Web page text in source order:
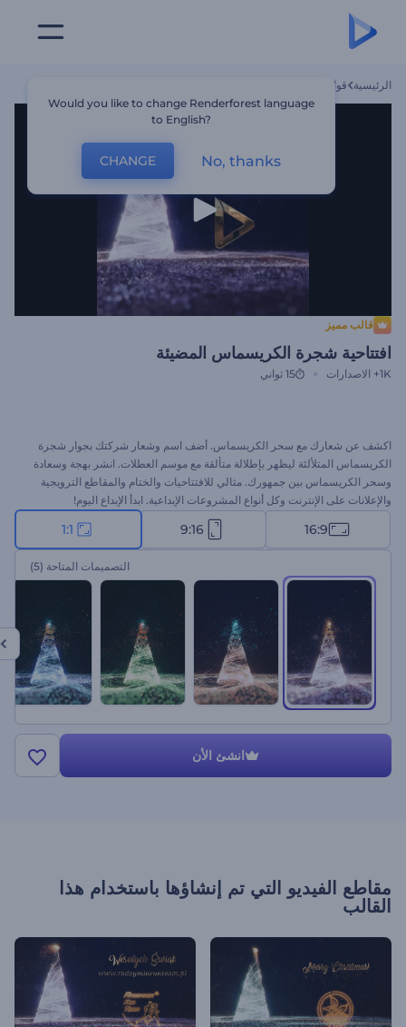
الرئيسية قوالب
قالب مميز
افتتاحية شجرة الكريسماس المضيئة
1K+ الاصدارات 15 ثواني
اكشف عن شعارك مع سحر الكريسماس. أضف اسم وشعار شركتك بجوار شجرة
الكريسماس المتلألئة ليظهر بإطلالة متألقة مع موسم العطلات. انشر بهجة وسعادة
وسحر الكريسماس بين جمهورك. مثالي للافتتاحيات والختام والمقاطع الترويجية
والإعلانات على الإنترنت وكل أنواع المشروعات الإبداعية. ابدأ الإبداع اليوم!
16:9
9:16
1:1
التصميمات المتاحة (5)
انشئ الأن
مقاطع الفيديو التي تم إنشاؤها باستخدام هذا
القالب
Would you like to change Renderforest language
to English?
CHANGE No, thanks